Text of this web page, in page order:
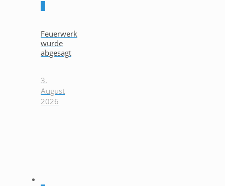
Feuerwerk
wurde
abgesagt
3.
August
2026